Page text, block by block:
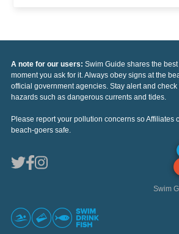
A note for our users: Swim Guide shares the
moment you ask for it. Always obey signs at the
official government agencies. Stay alert and
hazards such as dangerous currents and tides.
Please report your pollution concerns so Affiliates
beach-goers safe.
Swim